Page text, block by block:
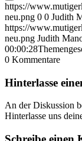
https://
neu.png 0 0 Judith
https://
neu.png Judith
00:00:28
0 Kommentare
Hinterlasse
An der Diskussion
Hinterlasse uns